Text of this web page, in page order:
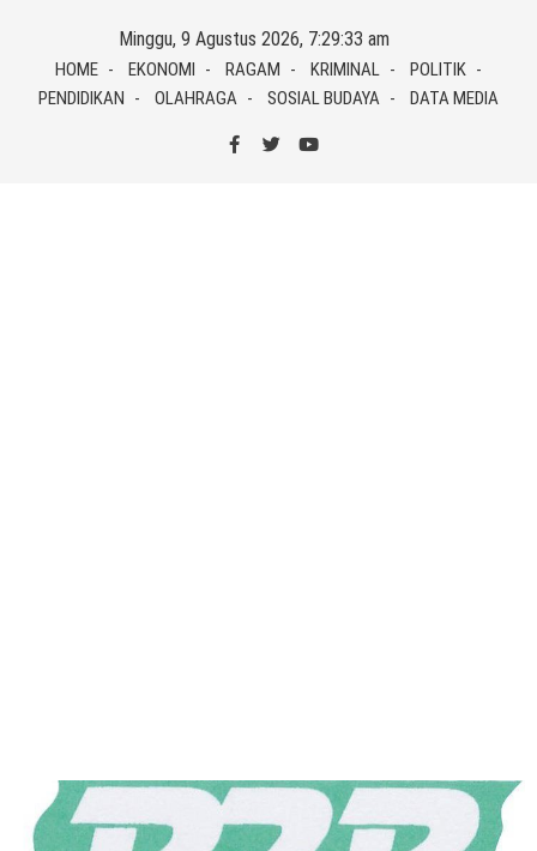
content
Minggu, 9 Agustus 2026, 7:29:34 am
HOME EKONOMI RAGAM KRIMINAL
POLITIK
PENDIDIKAN
OLAHRAGA SOSIAL BUDAYA DATA MEDIA